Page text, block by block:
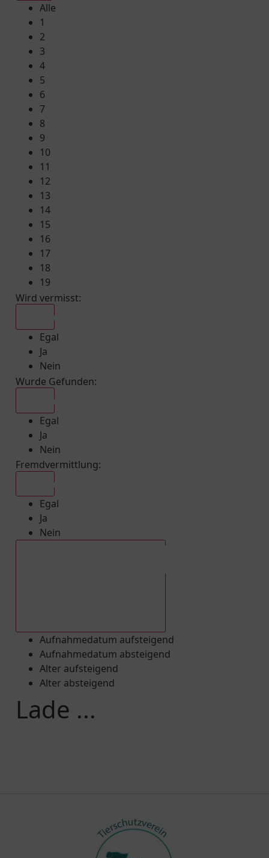
Alle
1
2
3
4
5
6
7
8
9
10
11
12
13
14
15
16
17
18
19
Wird vermisst:
Egal
Ja
Nein
Wurde Gefunden:
Egal
Ja
Nein
Fremdvermittlung:
Egal
Ja
Nein
Aufnahmedatum aufsteigend
Aufnahmedatum absteigend
Alter aufsteigend
Alter absteigend
Lade ...